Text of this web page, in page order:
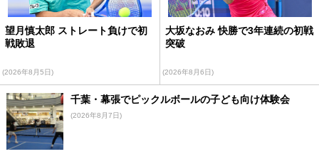
望月慎太郎 ストレート負けで初
戦敗退
(2026年8月5日)
大坂なおみ 快勝で3年連続の初戦
突破
(2026年8月6日)
千葉・幕張でピックルボールの子ども向け体験会
(2026年8月7日)